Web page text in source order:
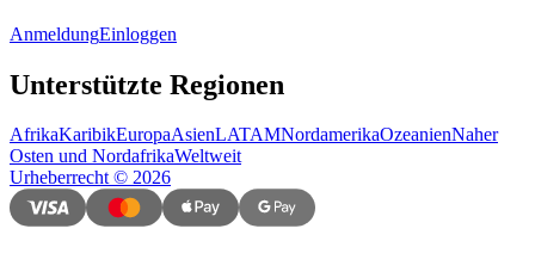
AnmeldungEinloggen
Unterstützte Regionen
AfrikaKaribikEuropaAsienLATAMNordamerikaOzeanienNaher
Osten und NordafrikaWeltweit
Urheberrecht© 2026